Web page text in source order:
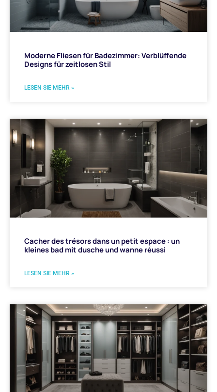
Moderne Fliesen für Badezimmer: Verblüffende
Designs für zeitlosen Stil
LESEN SIE MEHR »
Cacher des trésors dans un petit espace : un
kleines bad mit dusche und wanne réussi
LESEN SIE MEHR »